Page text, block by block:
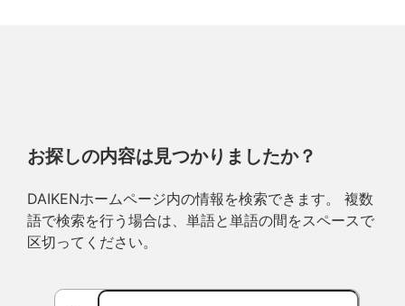
お探しの内容は見つかりましたか？
DAIKENホームページ内の情報を検索できます。 複数
語で検索を行う場合は、単語と単語の間をスペースで
区切ってください。